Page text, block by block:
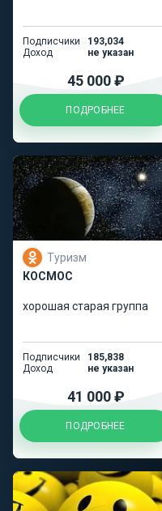
Подписчики
193,034
Доход
не указан
45 000 ₽
ПОДРОБНЕЕ
Туризм
КОСМОС
хорошая старая группа
Подписчики
185,838
Доход
не указан
41 000 ₽
ПОДРОБНЕЕ